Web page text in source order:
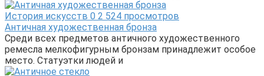
История искусств 0 2 524 просмотров
Античная художественная бронза
Среди всех предметов античного художественного
ремесла мелкофигурным бронзам принадлежит особое
место. Статуэтки людей и